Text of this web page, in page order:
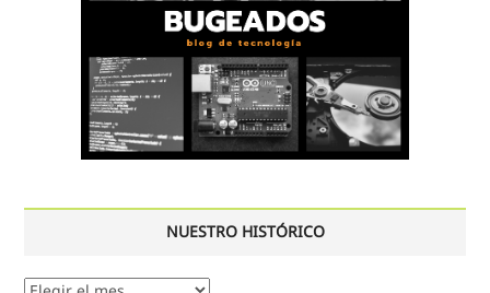
NUESTRO HISTÓRICO